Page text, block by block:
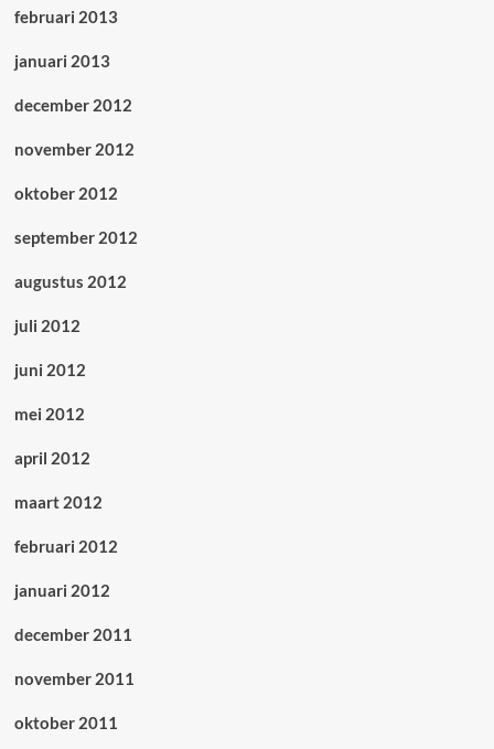
februari 2013
januari 2013
december 2012
november 2012
oktober 2012
september 2012
augustus 2012
juli 2012
juni 2012
mei 2012
april 2012
maart 2012
februari 2012
januari 2012
december 2011
november 2011
oktober 2011